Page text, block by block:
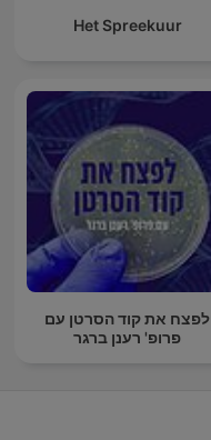
Het Spreekuur
לפצח את קוד הסרטן עם
פרופ' רענן ברגר